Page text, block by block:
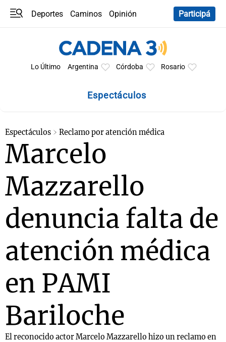
Deportes Caminos
Opinión
Participá
Lo Último Argentina Córdoba Rosario
Espectáculos
Espectáculos Reclamo por atención médica
Marcelo
Mazzarello
denuncia falta de
atención médica
en PAMI
Bariloche
El reconocido actor Marcelo Mazzarello hizo un reclamo en